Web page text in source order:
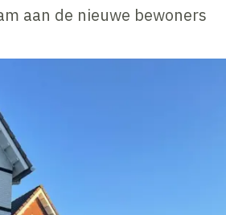
aan de nieuwe bewoners